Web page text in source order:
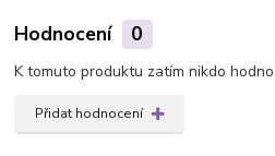
Hodnocení 0
K tomuto produktu zatím nikdo
Přidat hodnocení